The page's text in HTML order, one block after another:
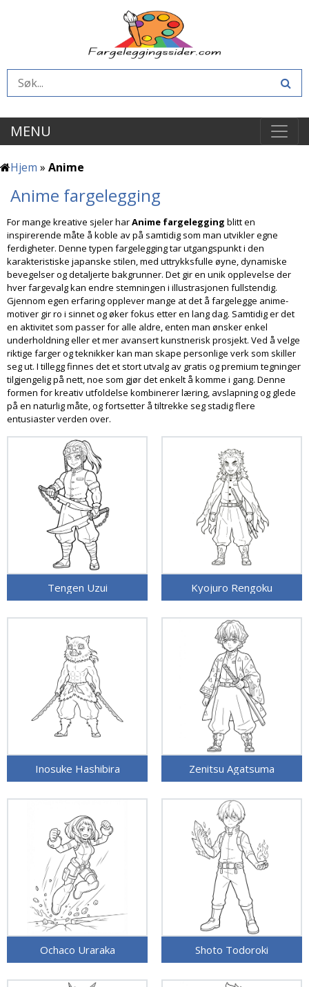
MENU
Hjem » Anime
Anime fargelegging
For mange kreative sjeler harAnime fargelegging blitt en
inspirerende måte å koble av på samtidig som man utvikler egne
ferdigheter. Denne typen fargelegging tar utgangspunkt i den
karakteristiske japanske stilen, med uttrykksfulle øyne, dynamiske
bevegelser og detaljerte bakgrunner. Det gir en unik opplevelse der
hver fargevalg kan endre stemningen i illustrasjonen fullstendig.
Gjennom egen erfaring opplever mange at det å fargelegge anime-
motiver gir ro i sinnet og øker fokus etter en lang dag. Samtidig er det
en aktivitet som passer for alle aldre, enten man ønsker enkel
underholdning eller et mer avansert kunstnerisk prosjekt. Ved å velge
riktige farger og teknikker kan man skape personlige verk som skiller
seg ut. I tillegg finnes det et stort utvalg av gratis og premium tegninger
tilgjengelig på nett, noe som gjør det enkelt å komme i gang. Denne
formen for kreativ utfoldelse kombinerer læring, avslapning og glede
på en naturlig måte, og fortsetter å tiltrekke seg stadig flere
entusiaster verden over.
Tengen Uzui Kyojuro Rengoku
Inosuke Hashibira Zenitsu Agatsuma
Ochaco Uraraka Shoto Todoroki